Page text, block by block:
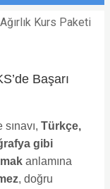
Kurs Paketi
Başarı
Türkçe,
gibi
anlamına
, doğru